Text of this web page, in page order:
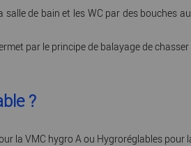
de bain et les WC par des
par le principe de balayage de chasser
?
la VMC hygro A ou Hygroréglables